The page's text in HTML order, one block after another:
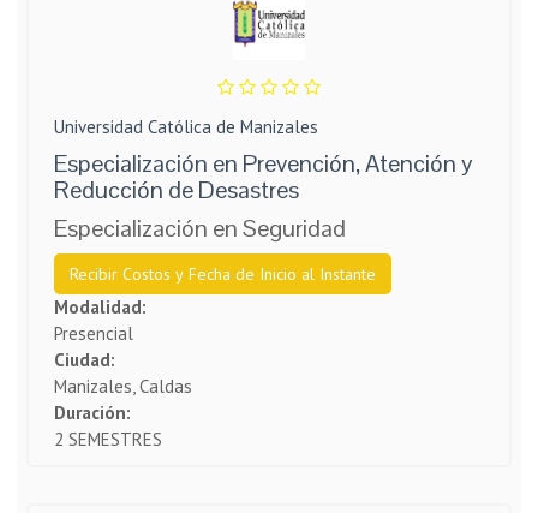
Universidad Católica de Manizales
Especialización en Prevención, Atención y
Reducción de Desastres
Especialización en Seguridad
Recibir Costos y Fecha de Inicio al Instante
Modalidad:
Presencial
Ciudad:
Manizales, Caldas
Duración:
2 SEMESTRES